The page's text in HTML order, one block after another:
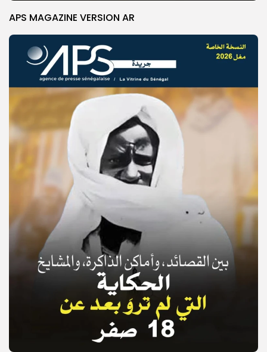
© Copyright 2025, APS
APS MAGAZINE VERSION AR